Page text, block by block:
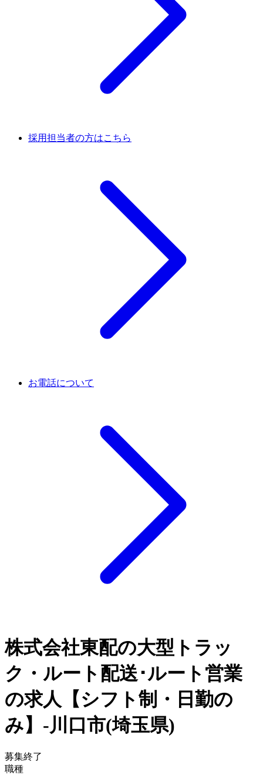
採用担当者の方はこちら
お電話について
株式会社東配の大型トラッ
ク・ルート配送･ルート営業
の求人【シフト制・日勤の
み】-川口市(埼玉県)
募集終了
職種